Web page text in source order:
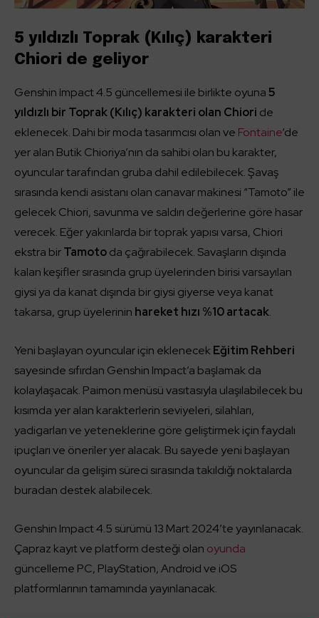
5 yıldızlı Toprak (Kılıç) karakteri
Chiori de geliyor
Genshin Impact 4.5 güncellemesi ile birlikte oyuna5
yıldızlı bir Toprak (Kılıç) karakteri olan Chiori de
eklenecek. Dahi bir moda tasarımcısı olan ve Fontaine‘de
yer alan Butik Chioriya’nın da sahibi olan bu karakter,
oyuncular tarafından gruba dahil edilebilecek. Şavaş
sırasında kendi asistanı olan canavar makinesi “Tamoto” ile
gelecek Chiori, savunma ve saldırı değerlerine göre hasar
verecek. Eğer yakınlarda bir toprak yapısı varsa, Chiori
ekstra birTamotoda çağırabilecek. Savaşların dışında
kalan keşifler sırasında grup üyelerinden birisi varsayılan
giysi ya da kanat dışında bir giysi giyerse veya kanat
takarsa, grup üyelerinin hareket hızı %10 artacak.
Yeni başlayan oyuncular için eklenecekEğitim Rehberi
sayesinde sıfırdan Genshin Impact’a başlamak da
kolaylaşacak. Paimon menüsü vasıtasıyla ulaşılabilecek bu
kısımda yer alan karakterlerin seviyeleri, silahları,
yadigarları ve yeteneklerine göre geliştirmek için faydalı
ipuçları ve öneriler yer alacak. Bu sayede yeni başlayan
oyuncular da gelişim süreci sırasında takıldığı noktalarda
buradan destek alabilecek.
Genshin Impact 4.5 sürümü 13 Mart 2024’te yayınlanacak.
Çapraz kayıt ve platform desteği olan oyunda
güncelleme PC, PlayStation, Android ve iOS
platformlarının tamamında yayınlanacak.